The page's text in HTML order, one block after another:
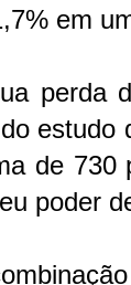
em
perda
estudo
de
poder